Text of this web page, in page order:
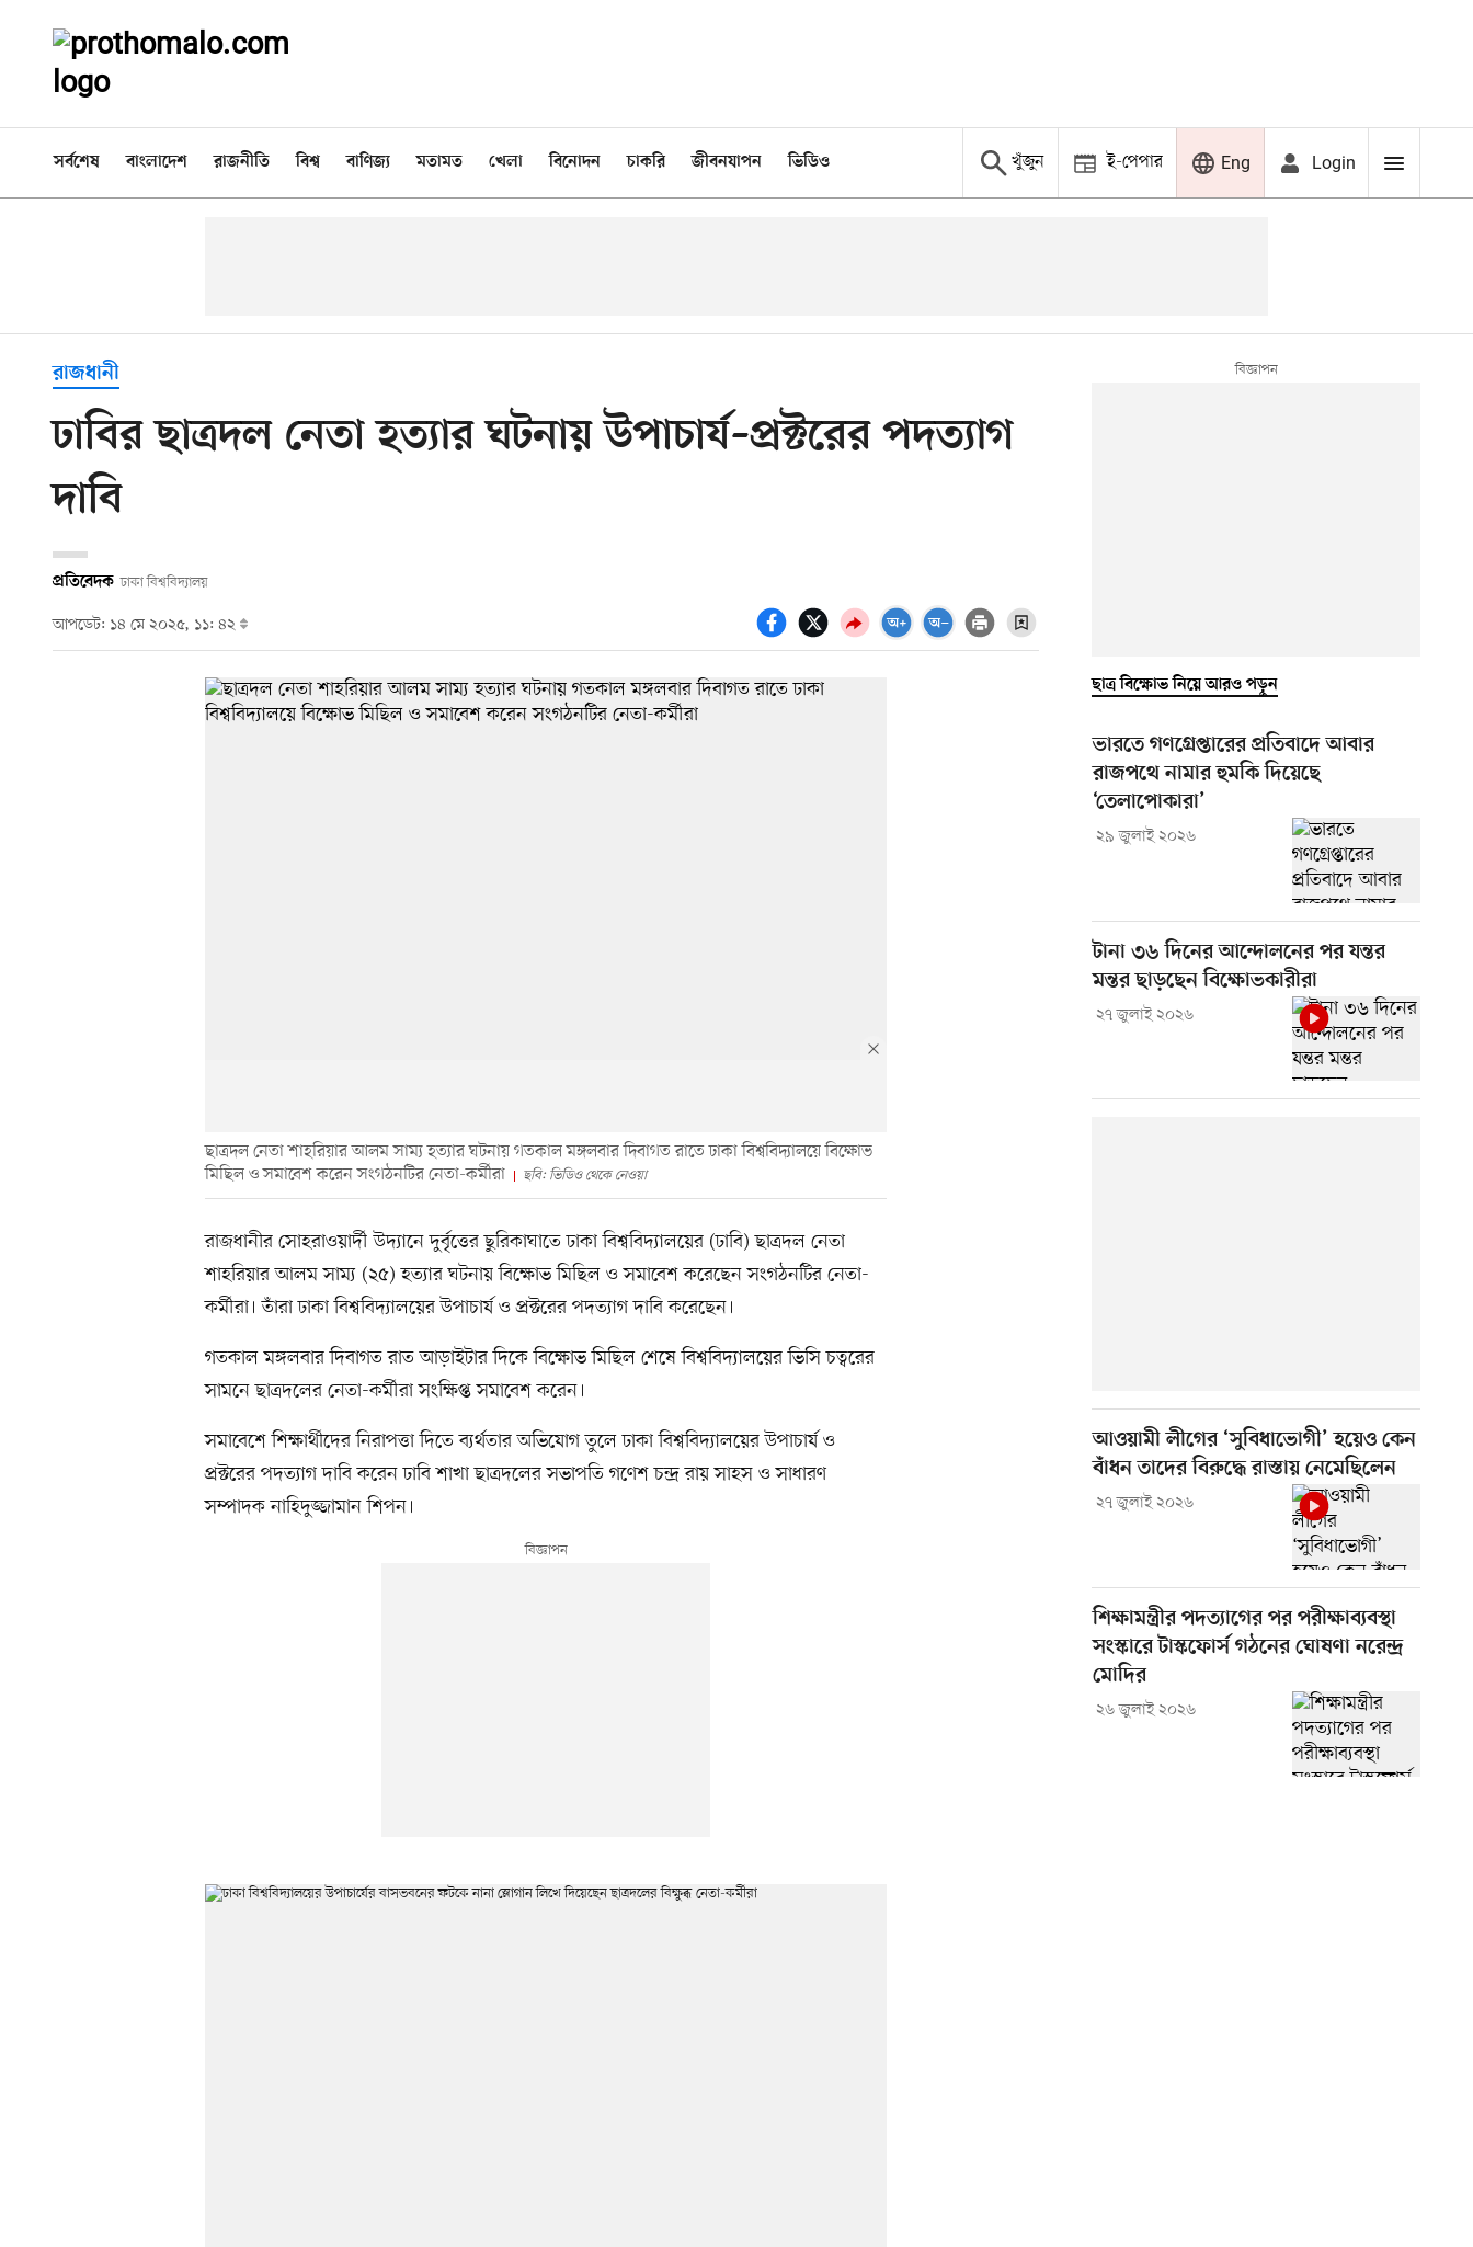
সর্বশেষ বাংলাদেশ রাজনীতি বিশ্ব বাণিজ্য মতামত খেলা বিনোদন চাকরি জীবনযাপন ভিডিও খুঁজুন ই-পেপার Eng Login
রাজধানী
ঢাবির ছাত্রদল নেতা হত্যার ঘটনায় উপাচার্য–প্রক্টরের পদত্যাগ
দাবি
প্রতিবেদক ঢাকা বিশ্ববিদ্যালয়
আপডেট: ১৪ মে ২০২৫, ১১: ৪২
ছাত্রদল নেতা শাহরিয়ার আলম সাম্য হত্যার ঘটনায় গতকাল মঙ্গলবার দিবাগত রাতে ঢাকা বিশ্ববিদ্যালয়ে বিক্ষোভ
মিছিল ও সমাবেশ করেন সংগঠনটির নেতা-কর্মীরা
ছবি: ভিডিও থেকে নেওয়া
রাজধানীর সোহরাওয়ার্দী উদ্যানে দুর্বৃত্তের ছুরিকাঘাতে ঢাকা বিশ্ববিদ্যালয়ের (ঢাবি) ছাত্রদল নেতা
শাহরিয়ার আলম সাম্য (২৫) হত্যার ঘটনায় বিক্ষোভ মিছিল ও সমাবেশ করেছেন সংগঠনটির নেতা-
কর্মীরা। তাঁরা ঢাকা বিশ্ববিদ্যালয়ের উপাচার্য ও প্রক্টরের পদত্যাগ দাবি করেছেন।
গতকাল মঙ্গলবার দিবাগত রাত আড়াইটার দিকে বিক্ষোভ মিছিল শেষে বিশ্ববিদ্যালয়ের ভিসি চত্বরের
সামনে ছাত্রদলের নেতা-কর্মীরা সংক্ষিপ্ত সমাবেশ করেন।
সমাবেশে শিক্ষার্থীদের নিরাপত্তা দিতে ব্যর্থতার অভিযোগ তুলে ঢাকা বিশ্ববিদ্যালয়ের উপাচার্য ও
প্রক্টরের পদত্যাগ দাবি করেন ঢাবি শাখা ছাত্রদলের সভাপতি গণেশ চন্দ্র রায় সাহস ও সাধারণ
সম্পাদক নাহিদুজ্জামান শিপন।
ছাত্র বিক্ষোভ নিয়ে আরও পড়ুন
ভারতে গণগ্রেপ্তারের প্রতিবাদে আবার
রাজপথে নামার হুমকি দিয়েছে
‘তেলাপোকারা’
২৯ জুলাই ২০২৬
টানা ৩৬ দিনের আন্দোলনের পর যন্তর
মন্তর ছাড়ছেন বিক্ষোভকারীরা
২৭ জুলাই ২০২৬
আওয়ামী লীগের ‘সুবিধাভোগী’ হয়েও কেন
বাঁধন তাদের বিরুদ্ধে রাস্তায় নেমেছিলেন
২৭ জুলাই ২০২৬
শিক্ষামন্ত্রীর পদত্যাগের পর পরীক্ষাব্যবস্থা
সংস্কারে টাস্কফোর্স গঠনের ঘোষণা নরেন্দ্র
মোদির
২৬ জুলাই ২০২৬